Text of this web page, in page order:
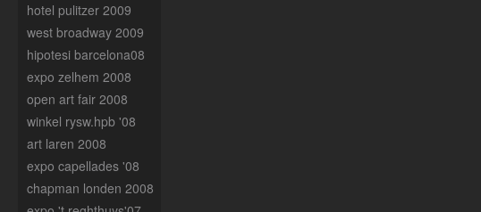
hotel pulitzer 2009
west broadway 2009
hipotesi barcelona08
expo zelhem 2008
open art fair 2008
winkel rysw.hpb '08
art laren 2008
expo capellades '08
chapman londen 2008